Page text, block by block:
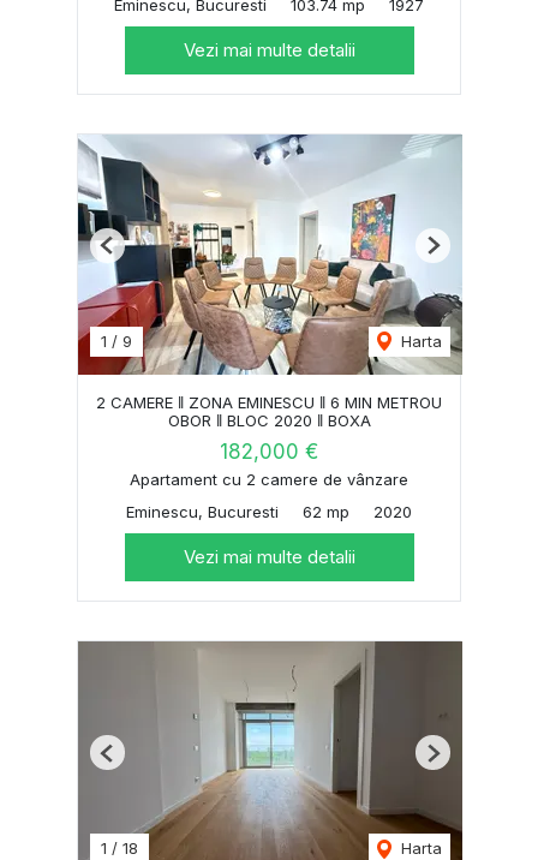
Eminescu, Bucuresti 103.74 mp 1927
Vezi mai multe detalii
1 / 9 Harta
Previous Next
2 CAMERE ‖ ZONA EMINESCU ‖ 6 MIN METROU
OBOR ‖ BLOC 2020 ‖ BOXA
182,000 €
Apartament cu 2 camere de vânzare
Eminescu, Bucuresti
62 mp 2020
Vezi mai multe detalii
1 / 18 Harta
Previous Next